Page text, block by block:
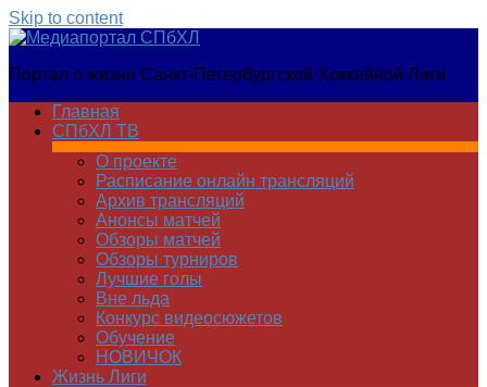
Skip to content
Медиапортал
Портал о жизни Санкт-Петербургской Хоккейной Лиги
Главная
СПбХЛ ТВ
О проекте
Расписание онлайн трансляций
Архив трансляций
Анонсы матчей
Обзоры матчей
Обзоры турниров
Лучшие голы
Вне льда
Конкурс видеосюжетов
Обучение
НОВИЧОК
Жизнь Лиги